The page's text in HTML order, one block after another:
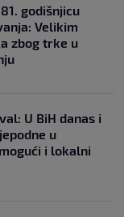
godišnjicu
Velikim
zbog trke u
U BiH danas i
u
i lokalni